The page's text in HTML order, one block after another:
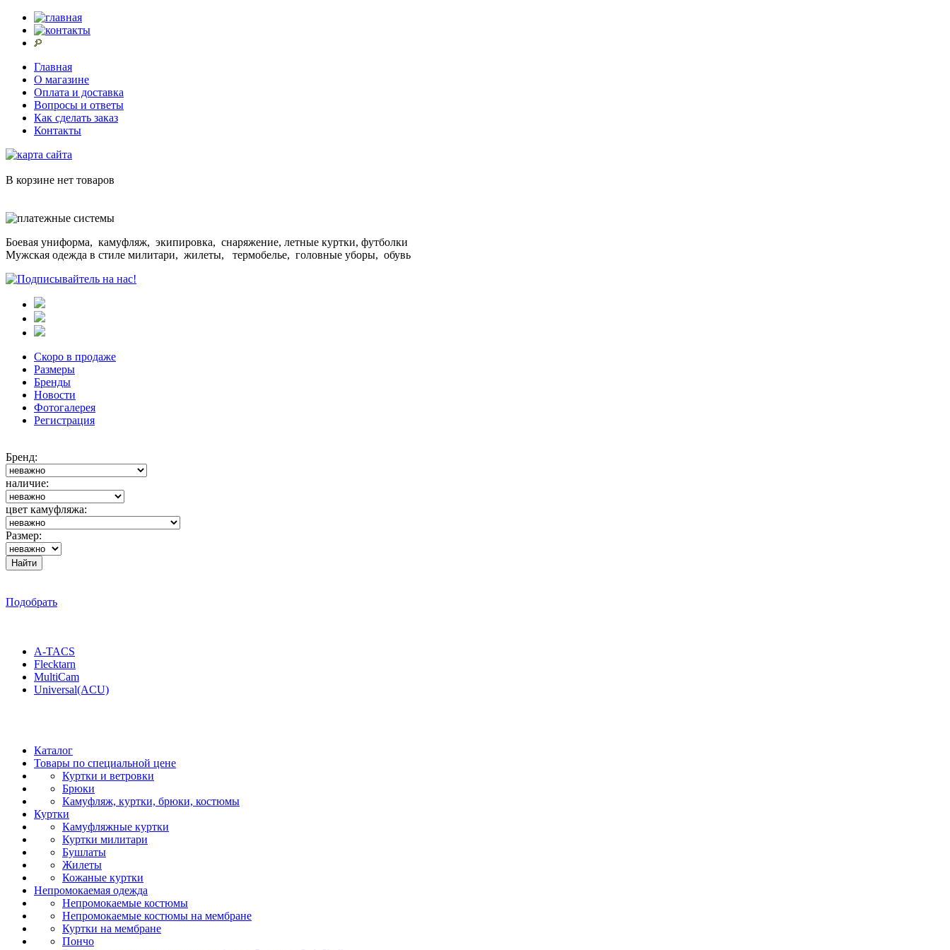
Главная
О магазине
Оплата и доставка
Вопросы и ответы
Как сделать заказ
Контакты
В корзине нет товаров
Боевая униформа, камуфляж, экипировка, снаряжение, летные куртки, футболки
Мужская одежда в стиле милитари, жилеты, термобелье, головные уборы, обувь
Скоро в продаже
Размеры
Бренды
Новости
Фотогалерея
Регистрация
Бренд:
наличие:
цвет камуфляжа:
Размер:
Подобрать
A-TACS
Flecktarn
MultiCam
Universal(ACU)
Каталог
Товары по специальной цене
Куртки и ветровки
Брюки
Камуфляж, куртки, брюки, костюмы
Куртки
Камуфляжные куртки
Куртки милитари
Бушлаты
Жилеты
Кожаные куртки
Непромокаемая одежда
Непромокаемые костюмы
Непромокаемые костюмы на мембране
Куртки на мембране
Пончо